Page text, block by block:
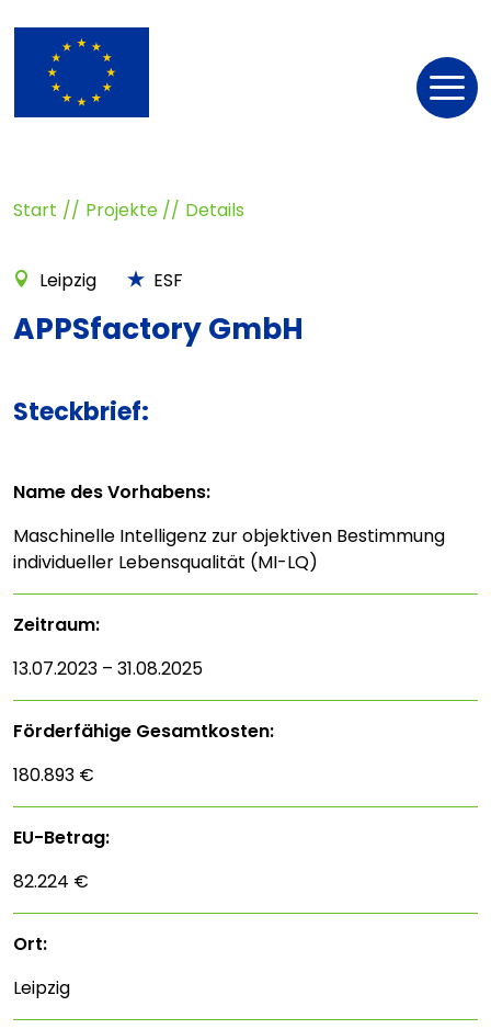
Start Projekte Details
Leipzig ESF
APPSfactory GmbH
Steckbrief:
Name des Vorhabens:
Maschinelle Intelligenz zur objektiven Bestimmung
individueller Lebensqualität (MI-LQ)
Zeitraum:
13.07.2023 – 31.08.2025
Förderfähige Gesamtkosten:
180.893 €
EU-Betrag:
82.224 €
Ort:
Leipzig